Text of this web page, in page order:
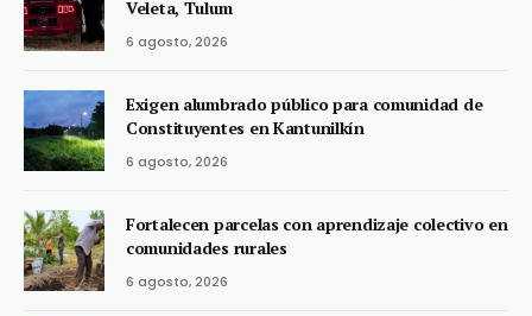
Veleta, Tulum
6 agosto, 2026
Exigen alumbrado público para comunidad de
Constituyentes en Kantunilkín
6 agosto, 2026
Fortalecen parcelas con aprendizaje colectivo en
comunidades rurales
6 agosto, 2026